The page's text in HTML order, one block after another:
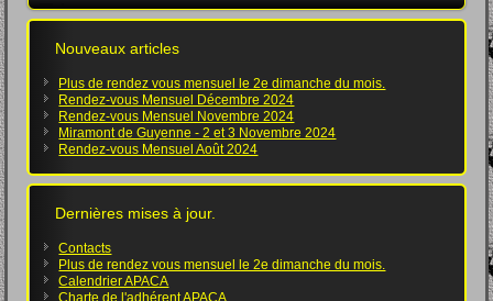
Nouveaux articles
Plus de rendez vous mensuel le 2e dimanche du mois.
Rendez-vous Mensuel Décembre 2024
Rendez-vous Mensuel Novembre 2024
Miramont de Guyenne - 2 et 3 Novembre 2024
Rendez-vous Mensuel Août 2024
Dernières mises à jour.
Contacts
Plus de rendez vous mensuel le 2e dimanche du mois.
Calendrier APACA
Charte de l'adhérent APACA